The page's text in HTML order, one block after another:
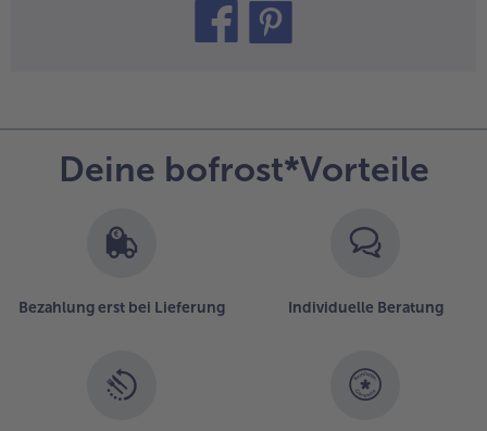
Deine bofrost*Vorteile
Bezahlung erst bei Lieferung Individuelle Beratung